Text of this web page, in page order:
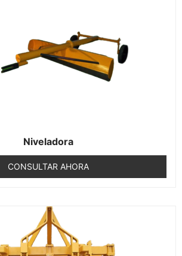
Niveladora
CONSULTAR AHORA